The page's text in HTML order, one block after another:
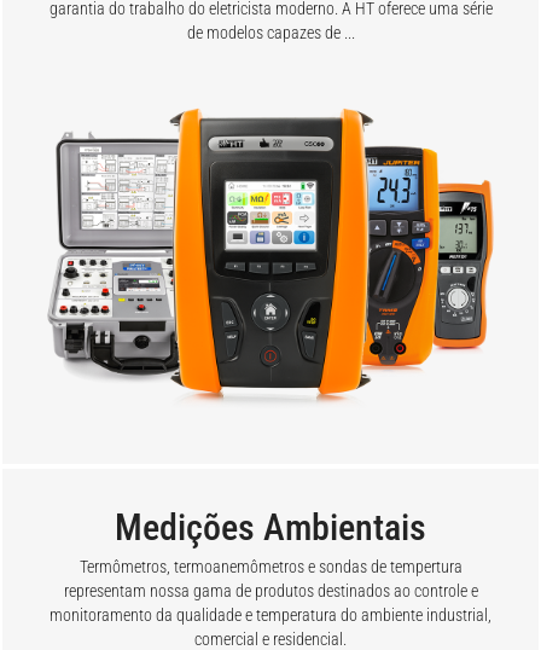
garantia do trabalho do eletricista moderno. A HT oferece uma série
de modelos capazes de ...
Medições Ambientais
Termômetros, termoanemômetros e sondas de tempertura
representam nossa gama de produtos destinados ao controle e
monitoramento da qualidade e temperatura do ambiente industrial,
comercial e residencial.